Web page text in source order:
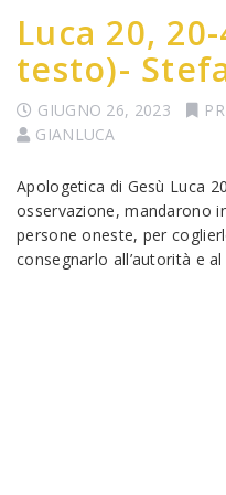
Luca 20,
testo)-
GIUGNO 26, 2023
GIANLUCA
Apologetica di Gesù Luca
osservazione, mandarono
persone oneste, per
consegnarlo all’autorità e